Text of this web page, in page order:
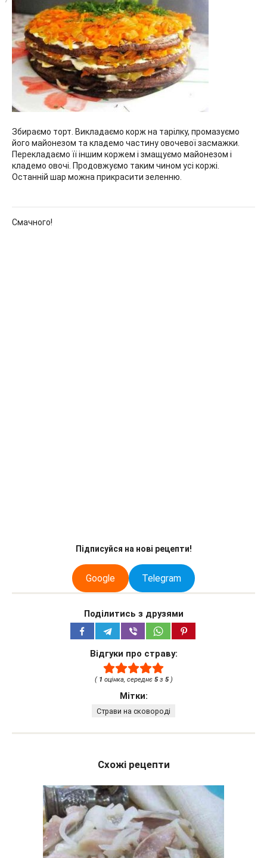
Збираємо торт. Викладаємо корж на тарілку, промазуємо
його майонезом та кладемо частину овочевої засмажки.
Перекладаємо її іншим коржем і змащуємо майонезом і
кладемо овочі. Продовжуємо таким чином усі коржі.
Останній шар можна прикрасити зеленню.
Смачного!
Підписуйся на нові рецепти!
Google Telegram
Поділитись з друзями
Відгуки про страву:
( 1 оцінка, середнє 5з 5)
Мітки:
Страви на сковороді
Схожі рецепти